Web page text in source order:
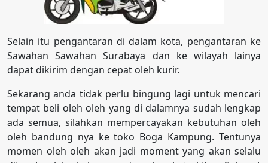
Selain itu pengantaran di dalam kota, pengantaran ke
Sawahan Sawahan Surabaya dan ke wilayah lainya
dapat dikirim dengan cepat oleh kurir.
Sekarang anda tidak perlu bingung lagi untuk mencari
tempat beli oleh oleh yang di dalamnya sudah lengkap
ada semua, silahkan mempercayakan kebutuhan oleh
oleh bandung nya ke toko Boga Kampung. Tentunya
momen oleh oleh akan jadi moment yang akan selalu